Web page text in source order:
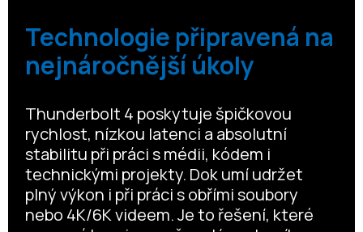
Technologie připravená na
nejnáročnější úkoly
Thunderbolt 4 poskytuje špičkovou
rychlost, nízkou latenci a absolutní
stabilitu při práci s médii, kódem i
technickými projekty. Dok umí udržet
plný výkon i při práci s obřími soubory
nebo 4K/6K videem. Je to řešení, které